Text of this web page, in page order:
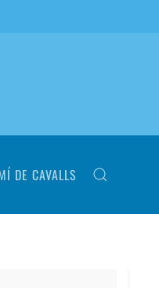
DE CAVALLS